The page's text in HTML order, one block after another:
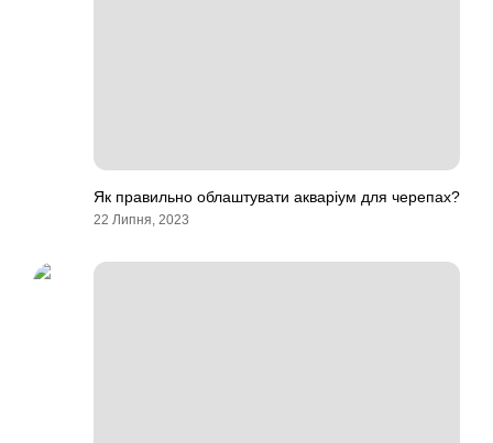
Як правильно облаштувати акваріум для черепах?
22 Липня, 2023